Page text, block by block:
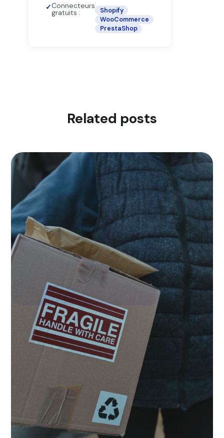
Connecteurs
gratuits :
Shopify
WooCommerce
PrestaShop
Related posts